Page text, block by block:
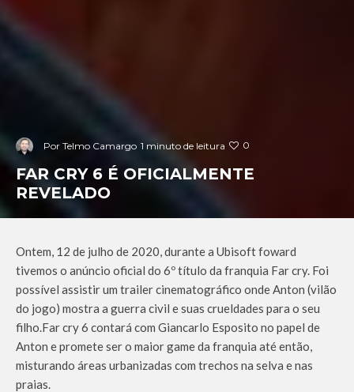
Por Telmo Camargo 1 minuto de leitura 0
FAR CRY 6 É OFICIALMENTE
REVELADO
Ontem, 12 de julho de 2020, durante a Ubisoft foward
tivemos o anúncio oficial do 6º título da franquia Far cry. Foi
possível assistir um trailer cinematográfico onde Anton (vilão
do jogo) mostra a guerra civil e suas crueldades para o seu
filho.Far cry 6 contará com Giancarlo Esposito no papel de
Anton e promete ser o maior game da franquia até então,
misturando áreas urbanizadas com trechos na selva e nas
praias.